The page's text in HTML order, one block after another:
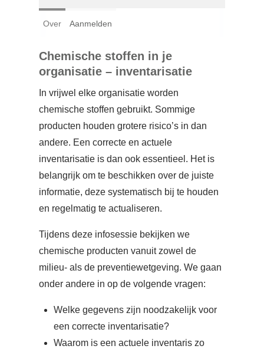
Over Aanmelden
Chemische stoffen in je
organisatie – inventarisatie
In vrijwel elke organisatie worden
chemische stoffen gebruikt. Sommige
producten houden grotere risico’s in dan
andere. Een correcte en actuele
inventarisatie is dan ook essentieel. Het is
belangrijk om te beschikken over de juiste
informatie, deze systematisch bij te houden
en regelmatig te actualiseren.
Tijdens deze infosessie bekijken we
chemische producten vanuit zowel de
milieu- als de preventiewetgeving. We gaan
onder andere in op de volgende vragen:
Welke gegevens zijn noodzakelijk voor
een correcte inventarisatie?
Waarom is een actuele inventaris zo
Français